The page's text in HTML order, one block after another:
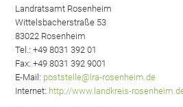
Landratsamt Rosenheim
Wittelsbacherstraße 53
83022 Rosenheim
Tel.: +49 8031 392 01
Fax: +49 8031 392 9001
E-Mail: poststelle@lra-rosenheim.de
Internet: http://www.landkreis-